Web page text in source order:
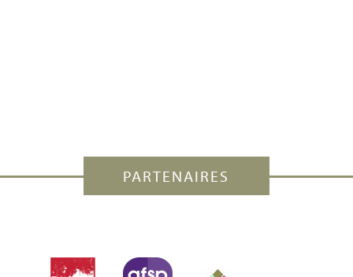
PARTENAIRES